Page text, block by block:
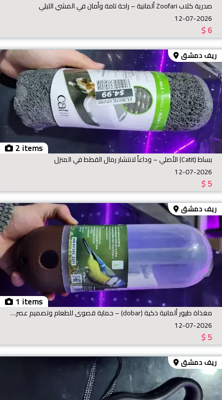
صدرية كلاب Zoofari ألمانية – راحة تامة وأمان في المشي الليلي
12-07-2026
$6
2 items
ريف دمشق
بساط (Catit) الأصلي – وداعاً لانتشار رمال القطط في المنزل
12-07-2026
$5
1 items
ريف دمشق
مغذاة طيور ألمانية ذكية (dobar) – حماية قصوى للطعام وتصميم عصري
12-07-2026
$5
ريف دمشق